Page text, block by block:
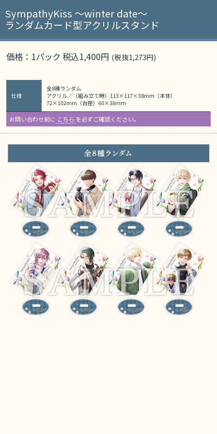
SympathyKiss ～winter date～
ランダムカード型アクリルスタンド
価格：1パック 税込1,400円 (税抜1,273円)
仕様
全8種ランダム
アクリル／（組み立て時）113×117×38mm（本体）
72×102mm（台座）60×38mm
お問い合わせ前に こちら を必ずご確認ください。